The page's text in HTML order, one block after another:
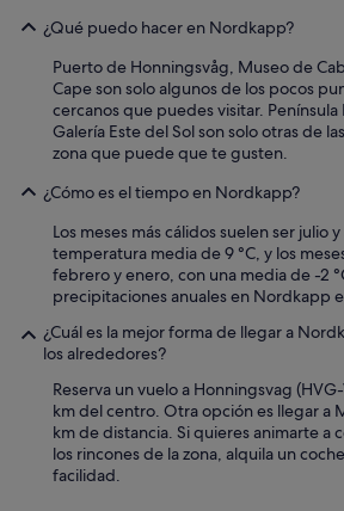
¿Qué puedo hacer en Nordkapp?
Puerto de Honningsvåg, Museo de
Cape son solo algunos de los pocos
cercanos que puedes visitar.
Galería Este del Sol son solo otras de
zona que puede que te gusten.
¿Cómo es el tiempo en Nordkapp?
Los meses más cálidos suelen ser julio
temperatura media de 9 °C, y los
febrero y enero, con una media de -2
precipitaciones anuales en Nordkapp
¿Cuál es la mejor forma de llegar a
los alrededores?
Reserva un vuelo a Honningsvag
km del centro. Otra opción es llegar a
km de distancia. Si quieres animarte a
los rincones de la zona, alquila un
facilidad.